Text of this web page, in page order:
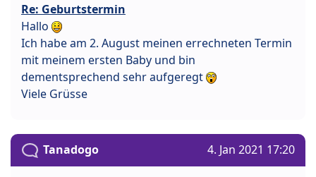
Re: Geburtstermin
Hallo
Ich habe am 2. August meinen errechneten Termin
mit meinem ersten Baby und bin
dementsprechend sehr aufgeregt
Viele Grüsse
Tanadogo 4. Jan 2021 17:20